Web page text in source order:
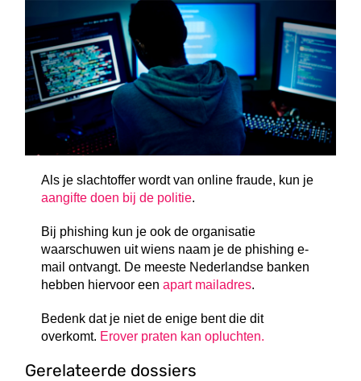
Als je slachtoffer wordt van online fraude, kun je
aangifte doen bij de politie.
Bij phishing kun je ook de organisatie
waarschuwen uit wiens naam je de phishing e-
mail ontvangt. De meeste Nederlandse banken
hebben hiervoor eenapart mailadres.
Bedenk dat je niet de enige bent die dit
overkomt. Erover praten kan opluchten.
Gerelateerde dossiers